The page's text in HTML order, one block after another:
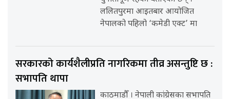
ललितपुरमा आइतबार आयोजित
नेपालको पहिलो ‘कमेडी एक्ट’ मा
सरकारको कार्यशैलीप्रति नागरिकमा तीव्र असन्तुष्टि छ :
सभापति थापा
काठमाडौँ । नेपाली कांग्रेसका सभापति